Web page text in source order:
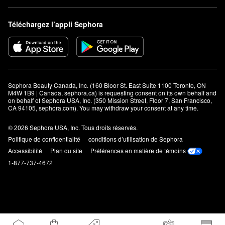
zones où vous voulez ajouter une touche de couleur.
Téléchargez l’appli Sephora
Sephora Beauty Canada, Inc. (160 Bloor St. East Suite 1100 Toronto, ON
M4W 1B9 | Canada, sephora.ca) is requesting consent on its own behalf and
on behalf of Sephora USA, Inc. (350 Mission Street, Floor 7, San Francisco,
CA 94105, sephora.com). You may withdraw your consent at any time.
© 2026 Sephora USA, Inc. Tous droits réservés.
Politique de confidentialité
conditions d’utilisation de Sephora
Accessibilité
Plan du site
Préférences en matière de témoins
1-877-737-4672